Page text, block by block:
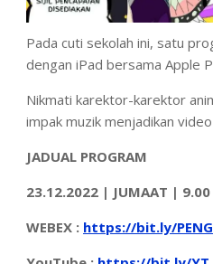
Pada cuti sekolah ini, satu
dengan iPad bersama Apple
Nikmati karektor-karektor
impak muzik menjadikan
JADUAL PROGRAM
23.12.2022 | JUMAAT | 9.00
WEBEX : https://bit.ly/